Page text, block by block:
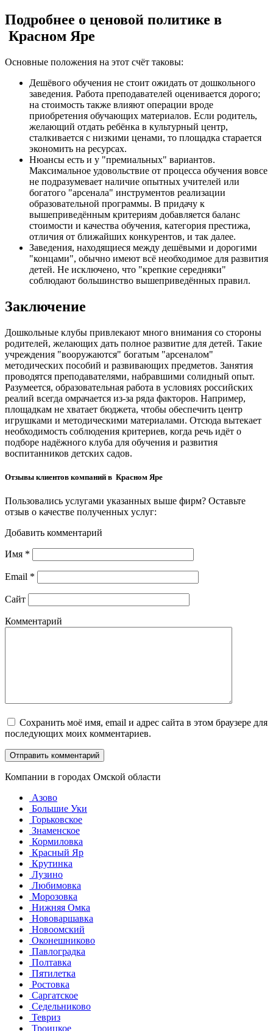
Подробнее о ценовой политике в
Красном Яре
Основные положения на этот счёт таковы:
Дешёвого обучения не стоит ожидать от дошкольного
заведения. Работа преподавателей оценивается дорого;
на стоимость также влияют операции вроде
приобретения обучающих материалов. Если родитель,
желающий отдать ребёнка в культурный центр,
сталкивается с низкими ценами, то площадка старается
экономить на ресурсах.
Нюансы есть и у "премиальных" вариантов.
Максимальное удовольствие от процесса обучения вовсе
не подразумевает наличие опытных учителей или
богатого "арсенала" инструментов реализации
образовательной программы. В придачу к
вышеприведённым критериям добавляется баланс
стоимости и качества обучения, категория престижа,
отличия от ближайших конкурентов, и так далее.
Заведения, находящиеся между дешёвыми и дорогими
"концами", обычно имеют всё необходимое для развития
детей. Не исключено, что "крепкие середняки"
соблюдают большинство вышеприведённых правил.
Заключение
Дошкольные клубы привлекают много внимания со стороны
родителей, желающих дать полное развитие для детей. Такие
учреждения "вооружаются" богатым "арсеналом"
методических пособий и развивающих предметов. Занятия
проводятся преподавателями, набравшими солидный опыт.
Разумеется, образовательная работа в условиях российских
реалий всегда омрачается из-за ряда факторов. Например,
площадкам не хватает бюджета, чтобы обеспечить центр
игрушками и методическими материалами. Отсюда вытекает
необходимость соблюдения критериев, когда речь идёт о
подборе надёжного клуба для обучения и развития
воспитанников детских садов.
Отзывы клиентов компаний в Красном Яре
Пользовались услугами указанных выше фирм? Оставьте
отзыв о качестве полученных услуг:
Добавить комментарий
Имя *
Email *
Сайт
Комментарий
Сохранить моё имя, email и адрес сайта в этом браузере для
последующих моих комментариев.
Компании в городах Омской области
Азово
Большие Уки
Горьковское
Знаменское
Кормиловка
Красный Яр
Крутинка
Лузино
Любимовка
Морозовка
Нижняя Омка
Нововаршавка
Новоомский
Оконешниково
Павлоградка
Полтавка
Пятилетка
Ростовка
Саргатское
Седельниково
Тевриз
Троицкое